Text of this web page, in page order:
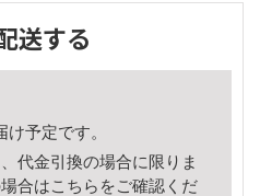
送する
予定です。
代金引換の場合に限りま
合はこちら をご確認くだ